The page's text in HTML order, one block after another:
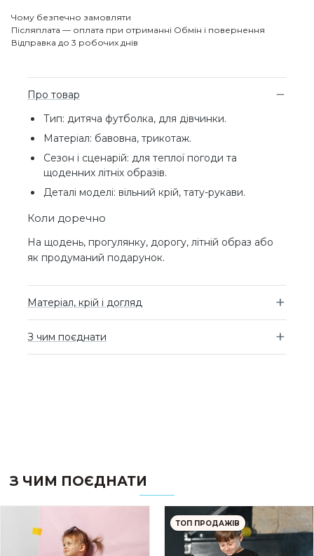
Чому безпечно замовляти
Післяплата — оплата при отриманні Обмін і повернення
Відправка до 3 робочих днів
Про товар
Тип: дитяча футболка, для дівчинки.
Матеріал: бавовна, трикотаж.
Сезон і сценарій: для теплої погоди та
щоденних літніх образів.
Деталі моделі: вільний крій, тату-рукави.
Коли доречно
На щодень, прогулянку, дорогу, літній образ або
як продуманий подарунок.
Матеріал, крій і догляд
З чим поєднати
З ЧИМ ПОЄДНАТИ
ТОП ПРОДАЖІВ